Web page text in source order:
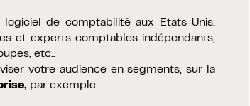
de comptabilité aux Etats-Unis.
et experts comptables indépendants,
etc..
votre audience en segments, sur la
par exemple.